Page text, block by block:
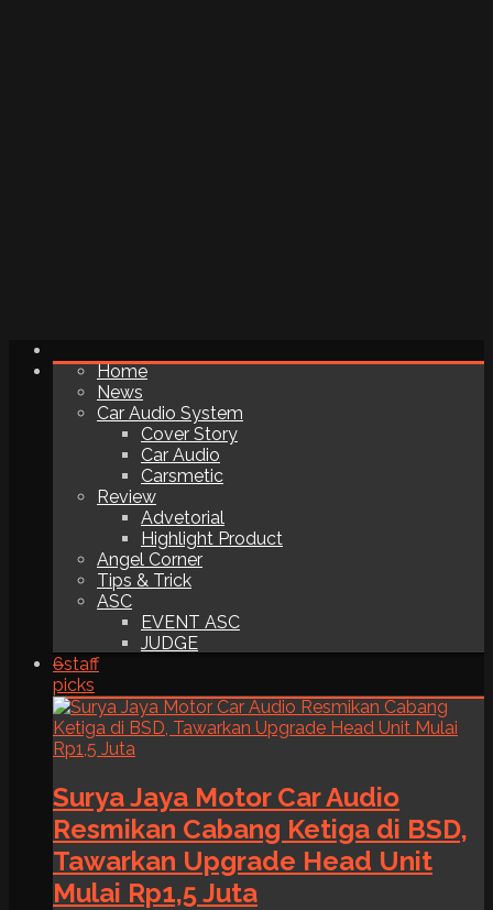
Home
News
Car Audio System
Cover Story
Car Audio
Carsmetic
Review
Advetorial
Highlight Product
Angel Corner
Tips & Trick
ASC
EVENT ASC
JUDGE
6staff
picks
Surya Jaya Motor Car Audio
Resmikan Cabang Ketiga di BSD,
Tawarkan Upgrade Head Unit
Mulai Rp1,5 Juta